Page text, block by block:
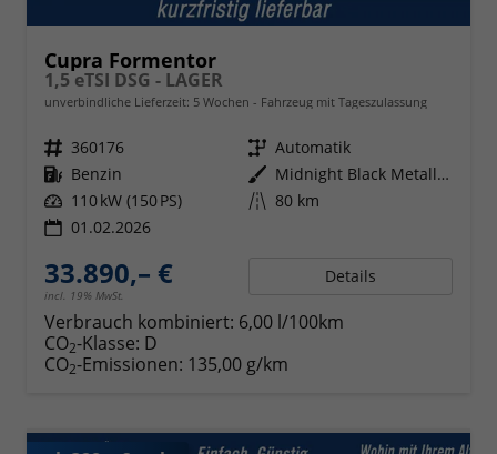
Cupra Formentor
1,5 eTSI DSG - LAGER
unverbindliche Lieferzeit: 5 Wochen Fahrzeug mit Tageszulassung
Fahrzeugnr. 360176 Getriebe Automatik
Kraftstoff Benzin Außenfarbe
Midnight Black Metallic (0E)
Leistung 110 kW (150 PS) Kilometerstand 80 km
01.02.2026
33.890,– €
incl. 19% MwSt.
Details
Verbrauch kombiniert: 6,00 l/100km
CO2-Klasse: D
CO2-Emissionen: 135,00 g/km